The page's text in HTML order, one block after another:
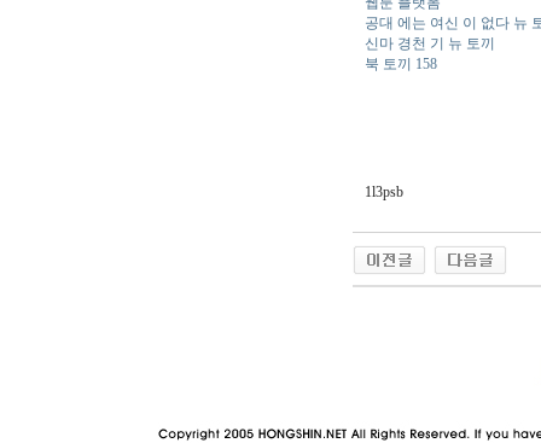
공대 에는 여신 이 없다 뉴
신마 경천 기 뉴 토끼
북 토끼 158
1l3psb